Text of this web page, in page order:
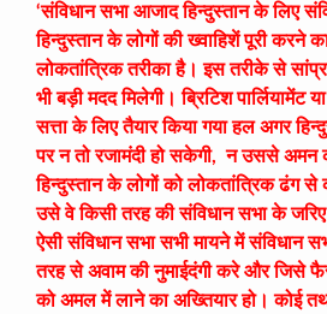
‘संविधान सभा आजाद हिन्दुस्तान के लिए
हिन्दुस्तान के लोगों की ख्वाहिशें पूरी करने
लोकतांत्रिक तरीका है। इस तरीके से
भी बड़ी मदद मिलेगी। ब्रिटिश पार्लियामेंट
सत्ता के लिए तैयार किया गया हल अगर
पर न तो रजामंदी हो सकेगी, न उससे अमन
हिन्दुस्तान के लोगों को लोकतांत्रिक ढंग
उसे वे किसी तरह की संविधान सभा के
ऐसी संविधान सभा सभी मायने में संविधान
तरह से अवाम की नुमाईदंगी करे और
को अमल में लाने का अख्तियार हो। कोई